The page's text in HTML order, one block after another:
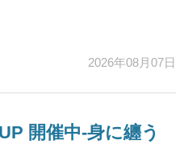
2026年08月07日
開催中-身に纏う